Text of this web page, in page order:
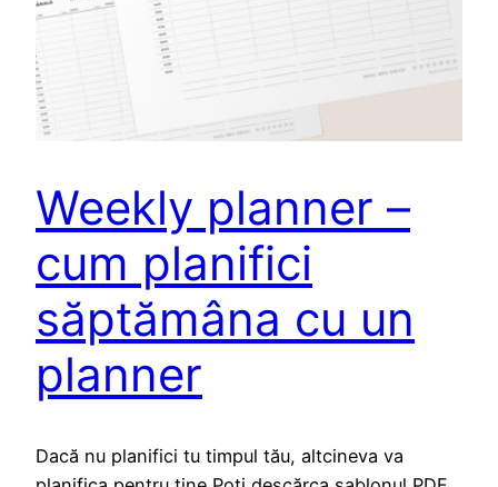
Weekly planner –
cum planifici
săptămâna cu un
planner
Dacă nu planifici tu timpul tău, altcineva va